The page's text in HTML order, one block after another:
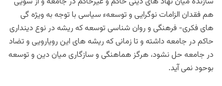
هم فقدان الزامات نوگرایی و توسعهء سیاسی با توجه به ویژه گی
های فکری- فرهنگی و روان شناسی توسعه که ریشه در نوع دینداری
حاکم در جامعه داشته و تا زمانی که ریشه های این رویارویی و تضاد
در جامعه حل نشود، هرگز هماهنگی و سازگاری میان دین و توسعه
بوحود نمی آید.